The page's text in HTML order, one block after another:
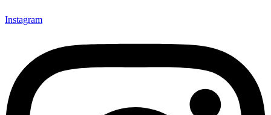
Instagram